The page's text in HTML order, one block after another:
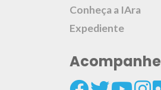
Conheça a IAra
Expediente
Acompanhe